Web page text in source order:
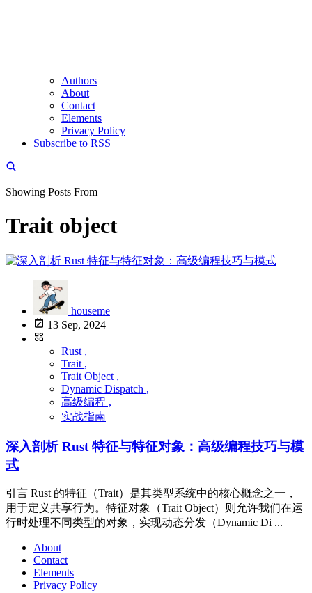
Authors
About
Contact
Elements
Privacy Policy
Subscribe to RSS
Showing Posts From
Trait object
houseme
13 Sep, 2024
Rust ,
Trait ,
Trait Object ,
Dynamic Dispatch ,
高级编程 ,
实战指南
深入剖析 Rust 特征与特征对象：高级编程技巧与模
式
引言 Rust 的特征（Trait）是其类型系统中的核心概念之一，
用于定义共享行为。特征对象（Trait Object）则允许我们在运
行时处理不同类型的对象，实现动态分发（Dynamic Di ...
About
Contact
Elements
Privacy Policy